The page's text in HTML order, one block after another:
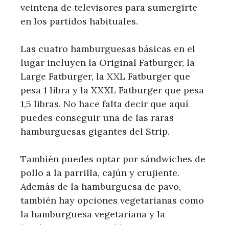
veintena de televisores para sumergirte
en los partidos habituales.
Las cuatro hamburguesas básicas en el
lugar incluyen la Original Fatburger, la
Large Fatburger, la XXL Fatburger que
pesa 1 libra y la XXXL Fatburger que pesa
1,5 libras. No hace falta decir que aquí
puedes conseguir una de las raras
hamburguesas gigantes del Strip.
También puedes optar por sándwiches de
pollo a la parrilla, cajún y crujiente.
Además de la hamburguesa de pavo,
también hay opciones vegetarianas como
la hamburguesa vegetariana y la